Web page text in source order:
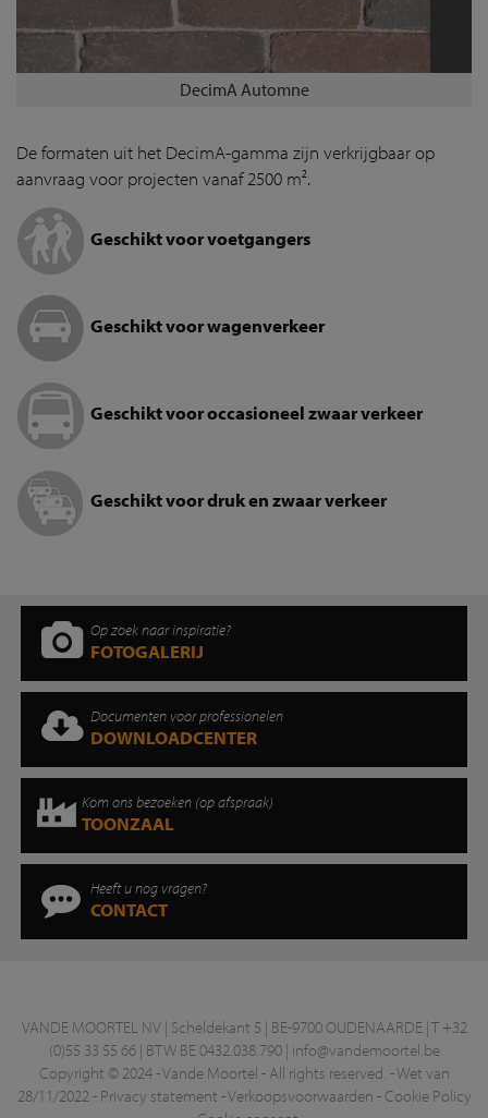
DecimA Automne
De formaten uit het DecimA-gamma zijn verkrijgbaar op
aanvraag voor projecten vanaf 2500 m².
Geschikt voor voetgangers
Geschikt voor wagenverkeer
Geschikt voor occasioneel zwaar verkeer
Geschikt voor druk en zwaar verkeer
Op zoek naar inspiratie?
FOTOGALERIJ
Documenten voor professionelen
DOWNLOADCENTER
Kom ons bezoeken (op afspraak)
TOONZAAL
Heeft u nog vragen?
CONTACT
VANDE MOORTEL NV | Scheldekant 5 | BE-9700 OUDENAARDE | T +32
(0)55 33 55 66 | BTW BE 0432.038.790 | info@vandemoortel.be
Copyright © 2024 - Vande Moortel - All rights reserved. -Wet van
28/11/2022- Privacy statement -Verkoopsvoorwaarden - Cookie Policy